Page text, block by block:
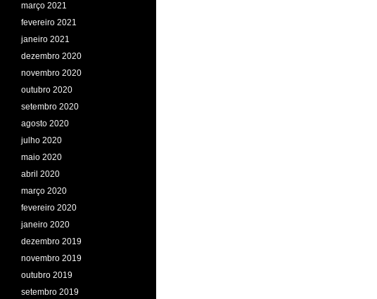
março 2021
fevereiro 2021
janeiro 2021
dezembro 2020
novembro 2020
outubro 2020
setembro 2020
agosto 2020
julho 2020
maio 2020
abril 2020
março 2020
fevereiro 2020
janeiro 2020
dezembro 2019
novembro 2019
outubro 2019
setembro 2019